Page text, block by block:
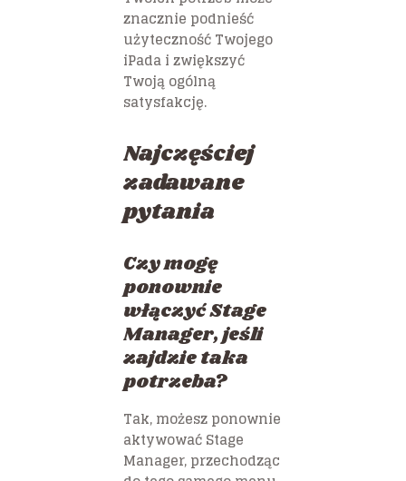
znacznie podnieść
użyteczność Twojego
iPada i zwiększyć
Twoją ogólną
satysfakcję.
Najczęściej
zadawane
pytania
Czy mogę
ponownie
włączyć Stage
Manager, jeśli
zajdzie taka
potrzeba?
Tak, możesz ponownie
aktywować Stage
Manager, przechodząc